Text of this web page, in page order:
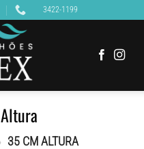
3422-1199
35 CM ALTURA